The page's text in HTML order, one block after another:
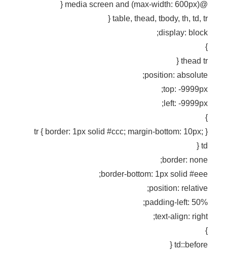
@media screen and (max-width: 600px) {
table, thead, tbody, th, td, tr {
display: block;
}
thead tr {
position: absolute;
top: -9999px;
left: -9999px;
}
tr { border: 1px solid #ccc; margin-bottom: 10px; }
td {
border: none;
border-bottom: 1px solid #eee;
position: relative;
padding-left: 50%;
text-align: right;
}
td::before {